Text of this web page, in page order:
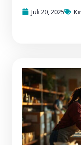
Juli 20, 2025